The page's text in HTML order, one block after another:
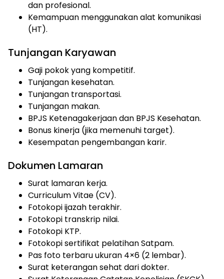
dan profesional.
Kemampuan menggunakan alat komunikasi
(HT).
Tunjangan Karyawan
Gaji pokok yang kompetitif.
Tunjangan kesehatan.
Tunjangan transportasi.
Tunjangan makan.
BPJS Ketenagakerjaan dan BPJS Kesehatan.
Bonus kinerja (jika memenuhi target).
Kesempatan pengembangan karir.
Dokumen Lamaran
Surat lamaran kerja.
Curriculum Vitae (CV).
Fotokopi ijazah terakhir.
Fotokopi transkrip nilai.
Fotokopi KTP.
Fotokopi sertifikat pelatihan Satpam.
Pas foto terbaru ukuran 4×6 (2 lembar).
Surat keterangan sehat dari dokter.